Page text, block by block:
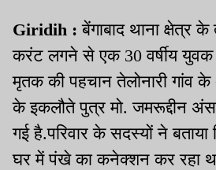
Giridih :बेंगाबाद थाना क्षेत्र के
करंट लगने से एक 30 वर्षीय युवक
मृतक की पहचान तेलोनारी गांव
के इकलौते पुत्र मो. जमरूद्दीन
गई है.परिवार के सदस्यों ने बताया
घर में पंखे का कनेक्शन कर रहा